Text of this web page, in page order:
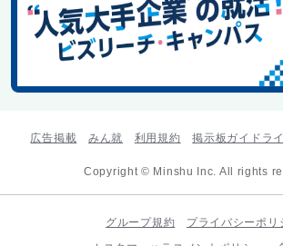
広告掲載 みん就 利用規約 掲示板ガイドラ
Copyright © Minshu Inc. All rights
グループ規約
プライバシーポリ